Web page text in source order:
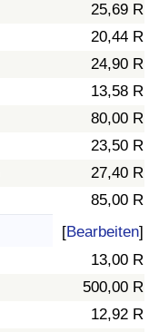
25,69 R
20,44 R
24,90 R
13,58 R
80,00 R
23,50 R
27,40 R
85,00 R
[Bearbeiten]
13,00 R
500,00 R
12,92 R